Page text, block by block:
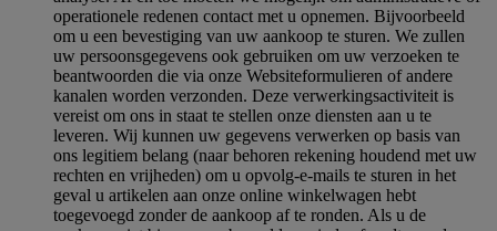
operationele redenen contact met u opnemen. Bijvoorbeeld
om u een bevestiging van uw aankoop te sturen. We zullen
uw persoonsgegevens ook gebruiken om uw verzoeken te
beantwoorden die via onze Websiteformulieren of andere
kanalen worden verzonden. Deze verwerkingsactiviteit is
vereist om ons in staat te stellen onze diensten aan u te
leveren. Wij kunnen uw gegevens verwerken op basis van
ons legitiem belang (naar behoren rekening houdend met uw
rechten en vrijheden) om u opvolg-e-mails te sturen in het
geval u artikelen aan onze online winkelwagen hebt
toegevoegd zonder de aankoop af te ronden. Als u de